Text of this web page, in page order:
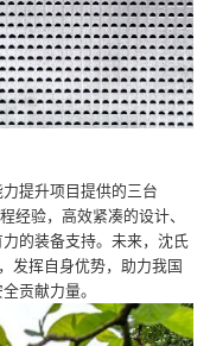
提升项目提供的三台
经验，高效紧凑的设计、
的装备支持。未来，沈氏
发挥自身优势，助力我国
贡献力量。